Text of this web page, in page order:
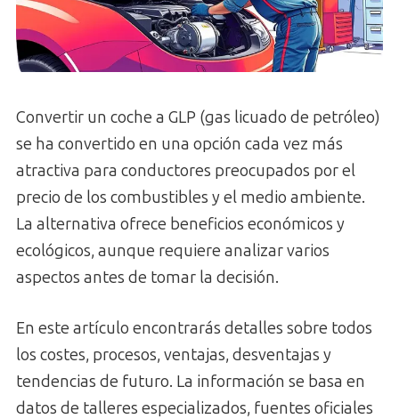
Convertir un coche a GLP (gas licuado de petróleo)
se ha convertido en una opción cada vez más
atractiva para conductores preocupados por el
precio de los combustibles y el medio ambiente.
La alternativa ofrece beneficios económicos y
ecológicos, aunque requiere analizar varios
aspectos antes de tomar la decisión.
En este artículo encontrarás detalles sobre todos
los costes, procesos, ventajas, desventajas y
tendencias de futuro. La información se basa en
datos de talleres especializados, fuentes oficiales